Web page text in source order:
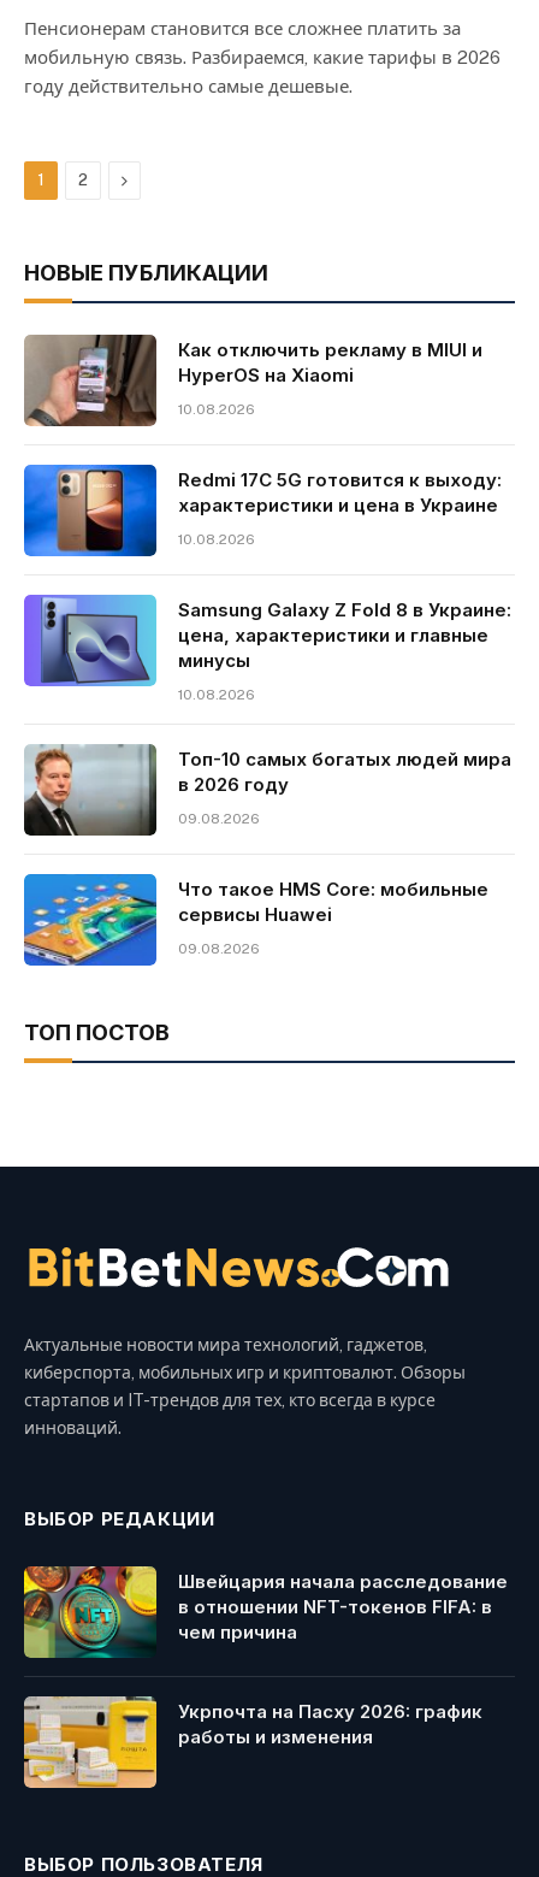
Пенсионерам становится все сложнее платить за
мобильную связь. Разбираемся, какие тарифы в 2026
году действительно самые дешевые.
1 2 Next
НОВЫЕ ПУБЛИКАЦИИ
Как отключить рекламу в MIUI и
HyperOS на Xiaomi
10.08.2026
Redmi 17C 5G готовится к выходу:
характеристики и цена в Украине
10.08.2026
Samsung Galaxy Z Fold 8 в Украине:
цена, характеристики и главные
минусы
10.08.2026
Топ-10 самых богатых людей мира
в 2026 году
09.08.2026
Что такое HMS Core: мобильные
сервисы Huawei
09.08.2026
ТОП ПОСТОВ
Актуальные новости мира технологий, гаджетов,
киберспорта, мобильных игр и криптовалют. Обзоры
стартапов и IT-трендов для тех, кто всегда в курсе
инноваций.
ВЫБОР РЕДАКЦИИ
Швейцария начала расследование
в отношении NFT-токенов FIFA: в
чем причина
Укрпочта на Пасху 2026: график
работы и изменения
ВЫБОР ПОЛЬЗОВАТЕЛЯ